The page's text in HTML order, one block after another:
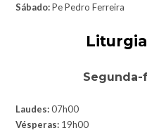
Sábado:Pe Pedro Ferreira
Segunda-
Laudes:07h00
Vésperas: 19h00